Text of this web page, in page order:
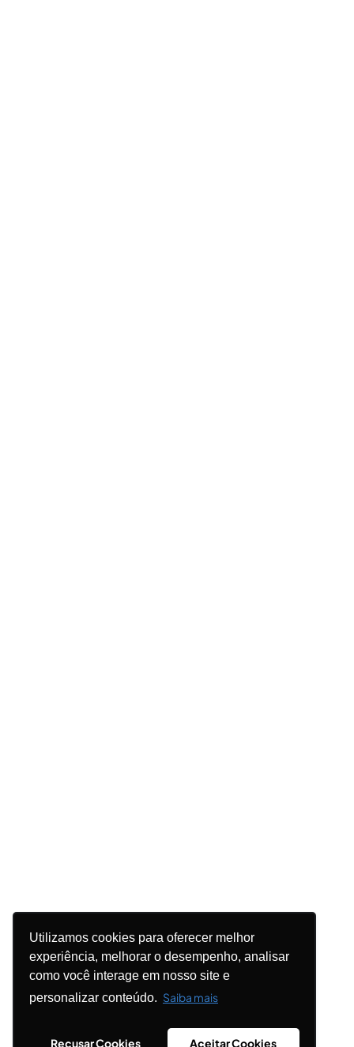
Utilizamos cookies para oferecer melhor
experiência, melhorar o desempenho, analisar
como você interage em nosso site e
personalizar conteúdo. Saiba mais
Recusar Cookies Aceitar Cookies